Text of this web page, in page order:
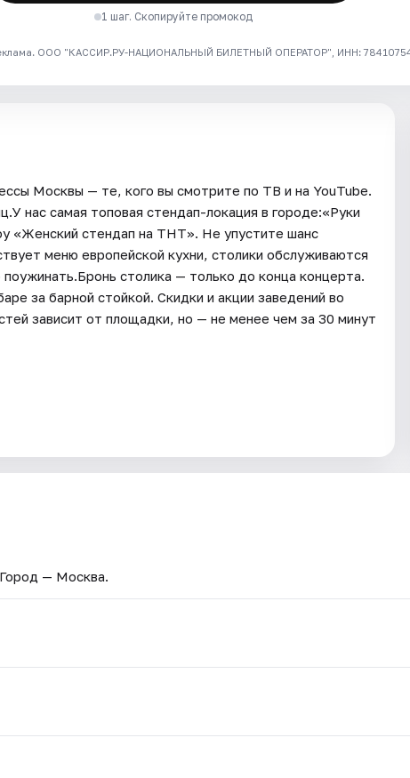
1 шаг. Скопируйте промокод
ООО "КАССИР.РУ-НАЦИОНАЛЬНЫЙ БИЛЕТНЫЙ ОПЕРАТОР", ИНН:
Москвы — те, кого вы смотрите по ТВ и на YouTube.
нас самая топовая стендап-локация в городе:«Руки
«Женский стендап на ТНТ». Не упустите шанс
меню европейской кухни, столики обслуживаются
столика — только до конца концерта.
за барной стойкой. Скидки и акции заведений во
зависит от площадки, но — не менее чем за 30 минут
— Москва.